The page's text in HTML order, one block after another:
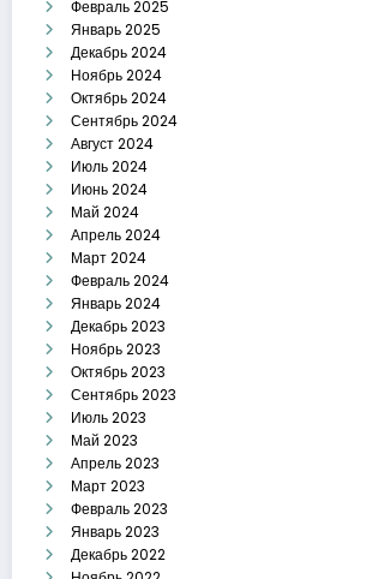
Февраль 2025
Январь 2025
Декабрь 2024
Ноябрь 2024
Октябрь 2024
Сентябрь 2024
Август 2024
Июль 2024
Июнь 2024
Май 2024
Апрель 2024
Март 2024
Февраль 2024
Январь 2024
Декабрь 2023
Ноябрь 2023
Октябрь 2023
Сентябрь 2023
Июль 2023
Май 2023
Апрель 2023
Март 2023
Февраль 2023
Январь 2023
Декабрь 2022